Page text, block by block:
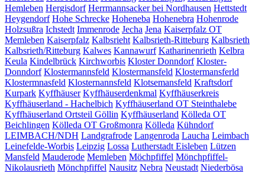
Hemleben Hergisdorf Herrmannsacker bei Nordhausen Hettstedt
Heygendorf Hohe Schrecke Hoheneba Hohenebra Hohenrode
Holzsußra Ichstedt Immenrode Jecha Jena Kaiserpfalz OT
Memleben Kaiserpfalz Kalbsrieht Kalbsrieth-Ritteburg Kalbsrieth
Kalbsrieth/Ritteburg Kalwes Kannawurf Katharinenrieth Kelbra
Keula Kindelbrück Kirchworbis Kloster Donndorf Kloster-
Donndorf Klostermannsfeld Klostermansfeld Klostermansferld
Klostermnasfeld Klosternannsfeld Klotsemansfeld Kraftsdorf
Kurpark Kyffhäuser Kyffhäuserdenkmal Kyffhäuserkreis
Kyffhäuserland - Hachelbich Kyffhäuserland OT Steinthalebe
Kyffhäuserland Ortsteil Göllin Kyffhäuserland Kölleda OT
Beichlingen Kölleda OT Großmonra Kölleda Kühndorf
LEIMBACH/NDH Landgrafrode Langenroda Laucha Leimbach
Leinefelde-Worbis Leipzig Lossa Lutherstadt Eisleben Lützen
Mansfeld Mauderode Memleben Möchpfiffel Mönchpfiffel-
Nikolausrieth Mönchpfiffel Nausitz Nebra Neustadt Niederbösa